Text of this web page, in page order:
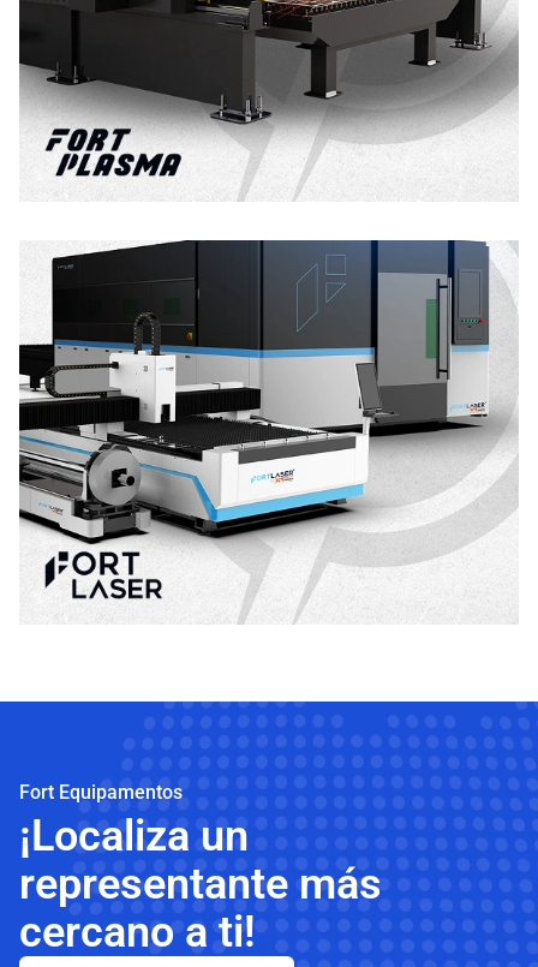
Fort Equipamentos
¡Localiza un
representante más
cercano a ti!